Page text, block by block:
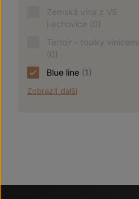
Zemská vína z VS
Lechovice (0)
Terroir - toulky vinicemi
(0)
Blue line (1)
Zobrazit další